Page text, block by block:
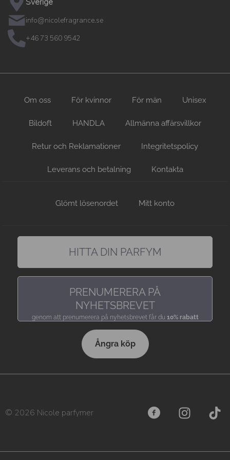
info@nicolefragrance.se
+46 73 560 9542
Om oss För kvinnor För män Unisex
Bildoft HANDLA Allmänna affärsvillkor
Retur och Reklamationer Integritetspolicy
Leverans och betalning Kontakta
Glömt lösenordet Mitt konto
HITTA DIN PARFYM
PRENUMERERA PÅ
NYHETSBREVET
genom att prenumerera på nyhetsbrevet får du 10% rabatt
Ångra köp
© 2026 Nicole parfymer